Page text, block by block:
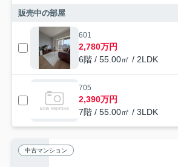
販売中の部屋
601
2,780万円
6階 / 55.00㎡ / 2LDK
705
2,390万円
7階 / 55.00㎡ / 3LDK
中古マンション